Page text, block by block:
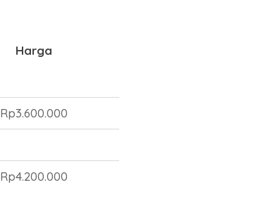
Harga
Rp3.600.000
Rp4.200.000